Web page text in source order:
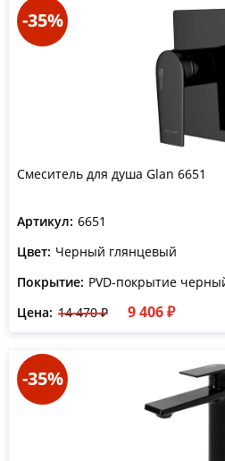
-35%
Смеситель для душа Glan 6651
Артикул: 6651
Цвет: Черный глянцевый
Покрытие: PVD-покрытие
Цена: 14 470 ₽ 9 406 ₽
-35%